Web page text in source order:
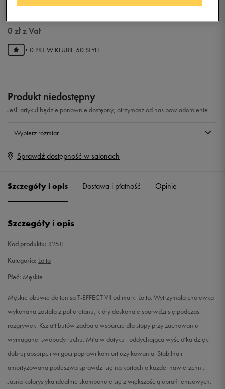
0 złz Vat
+ 0 PKT W KLUBIE 50 STYLE
Produkt niedostępny
Jeśli artykuł będzie ponownie dostępny, otrzymasz od nas powiadomienie.
Wybierz rozmiar
Rozmiary EU
42 26,7 cm
42,5
43 27,3 cm Powiadom o dostępności
28 cm
44,5 29 cm
44,5 28,3 cm Powiadom o dostępności
Sprawdź dostępność w salonach
Szczegóły i opis Dostawa i płatność Opinie
Szczegóły i opis
Kod produktu: R2511
Kategoria: Lotto
Płeć: Męskie
Męskie obuwie do tenisa T-EFFECT VII od marki Lotto. Wytrzymała cholewka
wykonana została z poliuretanu, który doskonale sparwdzi się podczas
rozgrywek. Kształt butów zadba o wsparcie dla stopy przy zachowaniu
wymaganej swobody ruchu. Miła w dotyku i oddychająca wyściółka dzięki
dobrej absorpcji wilgoci poprawi komfort użytkowania. Stabilna i
amortyzowana podeszwa sprawdzi się na kortach o każdej nawierzchni.
Jasna kolorystyka idealnie skomponuje się z większością ubrań tenisowych.